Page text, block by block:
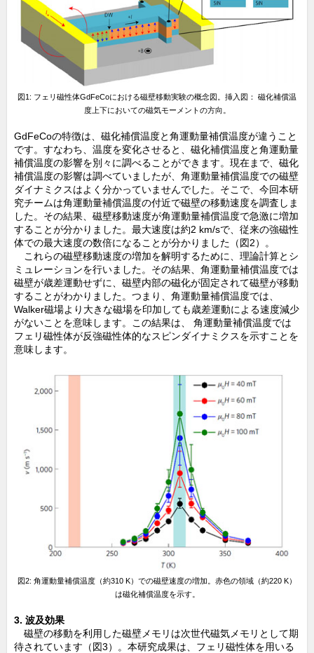
図1: フェリ磁性体GdFeCoにおける磁壁移動実験の概念図。挿入図： 磁化補償温
度上下においての磁気モーメントの方向。
GdFeCoの特徴は、磁化補償温度と角運動量補償温度が違うこと
です。すなわち、温度を変化させると、磁化補償温度と角運動量
補償温度の影響を別々に調べることができます。現在まで、磁化
補償温度の影響は調べていましたが、角運動量補償温度での磁壁
ダイナミクスはよく分かっていませんでした。そこで、今回本研
究チームは角運動量補償温度の付近で磁壁の移動速度を調査しま
した。その結果、磁壁移動速度が角運動量補償温度で急激に増加
することが分かりました。最大速度は約2 km/sで、従来の強磁性
体での最大速度の数倍になることが分かりました（図2）。
これらの磁壁移動速度の増加を解明するために、理論計算とシ
ミュレーションを行いました。その結果、角運動量補償温度では
磁壁が歳差運動せずに、磁壁内部の磁化が固定されて磁壁が移動
することがわかりました。つまり、角運動量補償温度では、
Walker磁場より大きな磁場を印加しても歳差運動による速度減少
がないことを意味します。この結果は、 角運動量補償温度では
フェリ磁性体が反強磁性体的なスピンダイナミクスを示すことを
意味します。
図2: 角運動量補償温度（約310 K）での磁壁速度の増加。赤色の領域（約220 K）
は磁化補償温度を示す。
3. 波及効果
磁壁の移動を利用した磁壁メモリは次世代磁気メモリとして期
待されています（図3）。本研究成果は、フェリ磁性体を用いる